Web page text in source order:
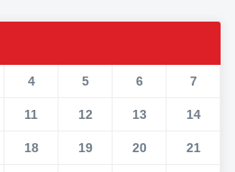
4 5 6 7
11 12 13 14
18 19 20 21